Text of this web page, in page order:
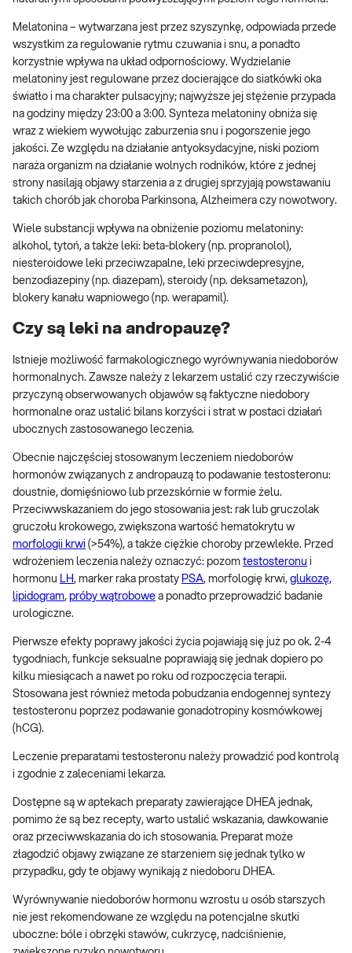
Melatonina – wytwarzana jest przez szyszynkę, odpowiada przede
wszystkim za regulowanie rytmu czuwania i snu, a ponadto
korzystnie wpływa na układ odpornościowy. Wydzielanie
melatoniny jest regulowane przez docierające do siatkówki oka
światło i ma charakter pulsacyjny; najwyższe jej stężenie przypada
na godziny między 23:00 a 3:00. Synteza melatoniny obniża się
wraz z wiekiem wywołując zaburzenia snu i pogorszenie jego
jakości. Ze względu na działanie antyoksydacyjne, niski poziom
naraża organizm na działanie wolnych rodników, które z jednej
strony nasilają objawy starzenia a z drugiej sprzyjają powstawaniu
takich chorób jak choroba Parkinsona, Alzheimera czy nowotwory.
Wiele substancji wpływa na obniżenie poziomu melatoniny:
alkohol, tytoń, a także leki: beta-blokery (np. propranolol),
niesteroidowe leki przeciwzapalne, leki przeciwdepresyjne,
benzodiazepiny (np. diazepam), steroidy (np. deksametazon),
blokery kanału wapniowego (np. werapamil).
Czy są leki na andropauzę?
Istnieje możliwość farmakologicznego wyrównywania niedoborów
hormonalnych. Zawsze należy z lekarzem ustalić czy rzeczywiście
przyczyną obserwowanych objawów są faktyczne niedobory
hormonalne oraz ustalić bilans korzyści i strat w postaci działań
ubocznych zastosowanego leczenia.
Obecnie najczęściej stosowanym leczeniem niedoborów
hormonów związanych z andropauzą to podawanie testosteronu:
doustnie, domięśniowo lub przezskórnie w formie żelu.
Przeciwwskazaniem do jego stosowania jest: rak lub gruczolak
gruczołu krokowego, zwiększona wartość hematokrytu w
morfologii krwi (>54%), a także ciężkie choroby przewlekłe. Przed
wdrożeniem leczenia należy oznaczyć: pozom testosteronu i
hormonu LH, marker raka prostaty PSA, morfologię krwi, glukozę,
lipidogram, próby wątrobowe a ponadto przeprowadzić badanie
urologiczne.
Pierwsze efekty poprawy jakości życia pojawiają się już po ok. 2-4
tygodniach, funkcje seksualne poprawiają się jednak dopiero po
kilku miesiącach a nawet po roku od rozpoczęcia terapii.
Stosowana jest również metoda pobudzania endogennej syntezy
testosteronu poprzez podawanie gonadotropiny kosmówkowej
(hCG).
Leczenie preparatami testosteronu należy prowadzić pod kontrolą
i zgodnie z zaleceniami lekarza.
Dostępne są w aptekach preparaty zawierające DHEA jednak,
pomimo że są bez recepty, warto ustalić wskazania, dawkowanie
oraz przeciwwskazania do ich stosowania. Preparat może
złagodzić objawy związane ze starzeniem się jednak tylko w
przypadku, gdy te objawy wynikają z niedoboru DHEA.
Wyrównywanie niedoborów hormonu wzrostu u osób starszych
nie jest rekomendowane ze względu na potencjalne skutki
uboczne: bóle i obrzęki stawów, cukrzycę, nadciśnienie,